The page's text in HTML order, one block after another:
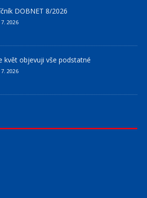
DOBNET 8/2026
2026
květ objevuji vše podstatné
2026